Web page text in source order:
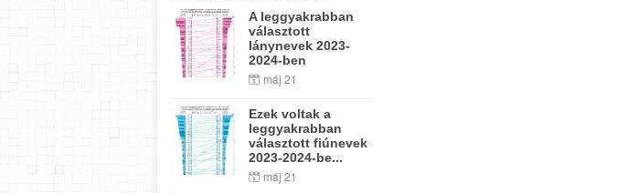
A leggyakrabban
választott
lánynevek 2023-
2024-ben
máj 21
Ezek voltak a
leggyakrabban
választott fiúnevek
2023-2024-be...
máj 21